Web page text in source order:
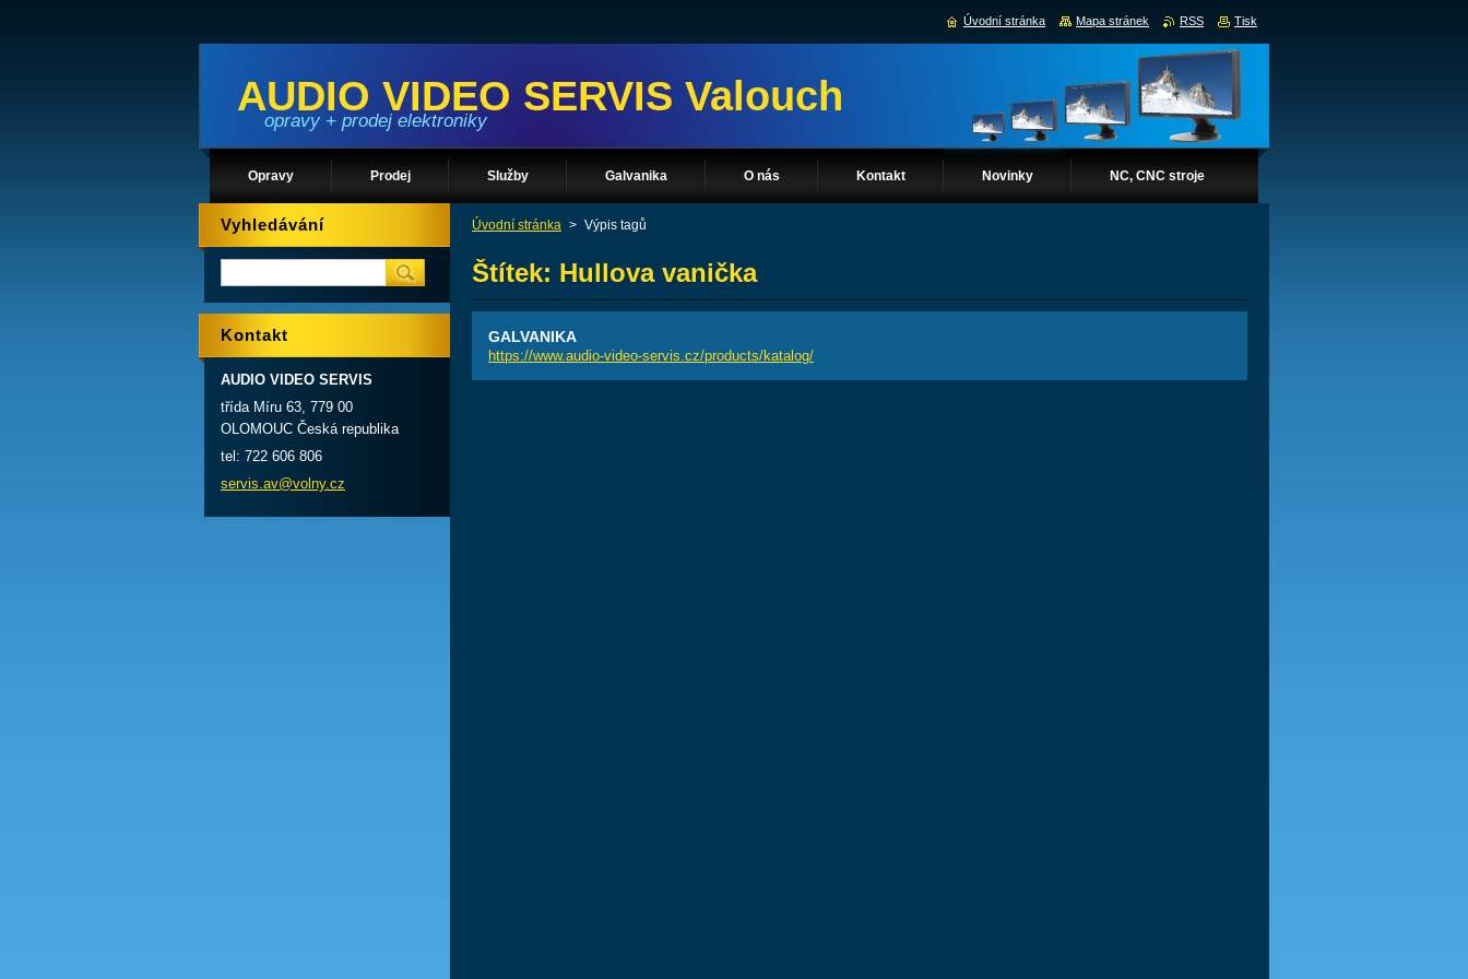
AUDIO VIDEO SERVIS Valouch
opravy + prodej elektroniky
Opravy Prodej Služby Galvanika O nás Kontakt Novinky NC, CNC stroje
Úvodní stránka > Výpis tagů
Štítek: Hullova vanička
GALVANIKA
https://www.audio-video-servis.cz/products/katalog/
Vyhledávání
Kontakt
AUDIO VIDEO SERVIS
třída Míru 63, 779 00
OLOMOUC Česká republika
tel: 722 606 806
servis.av@volny.cz
Úvodní stránka Mapa stránek RSS Tisk